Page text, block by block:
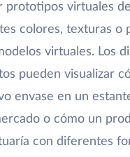
prototipos virtuales
colores, texturas o
virtuales. Los
pueden visualizar
envase en un
o cómo un
con diferentes